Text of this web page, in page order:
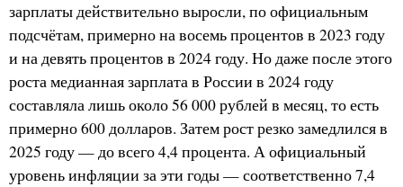
зарплаты действительно выросли, по официальным
подсчётам, примерно на восемь процентов в 2023 году
и на девять процентов в 2024 году. Но даже после этого
роста медианная зарплата в России в 2024 году
составляла лишь около 56 000 рублей в месяц, то есть
примерно 600 долларов. Затем рост резко замедлился в
2025 году — до всего 4,4 процента. А официальный
уровень инфляции за эти годы — соответственно 7,4